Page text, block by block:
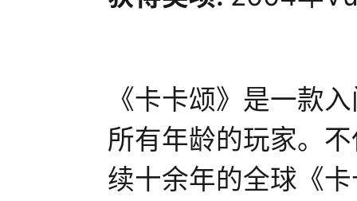
《卡卡颂》是一款
所有年龄的玩家。
续十余年的全球《